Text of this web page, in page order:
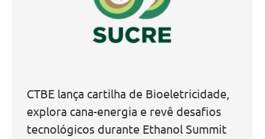
CTBE lança cartilha de Bioeletricidade,
explora cana-energia e revê desafios
tecnológicos durante Ethanol Summit